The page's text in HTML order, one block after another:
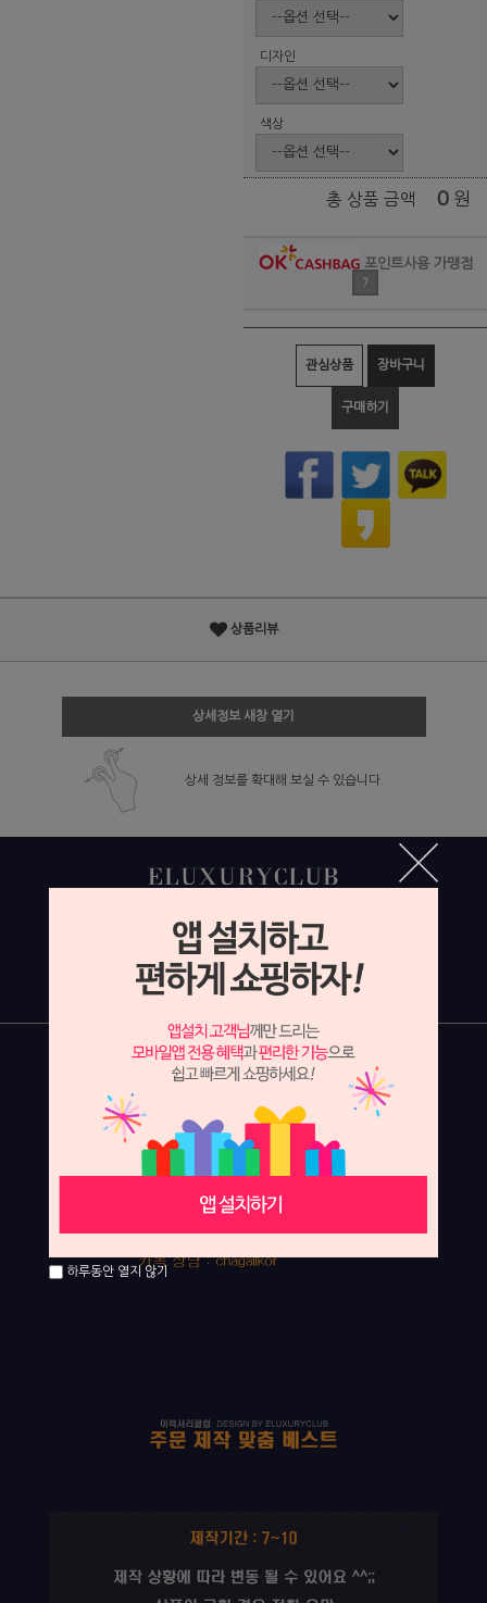
디자인
색상
총 상품 금액 0 원
포인트사용 가맹점
?
관심상품 장바구니
구매하기
상품리뷰
상세정보 새창 열기
상세 정보를 확대해 보실 수 있습니다.
하루동안 열지 않기